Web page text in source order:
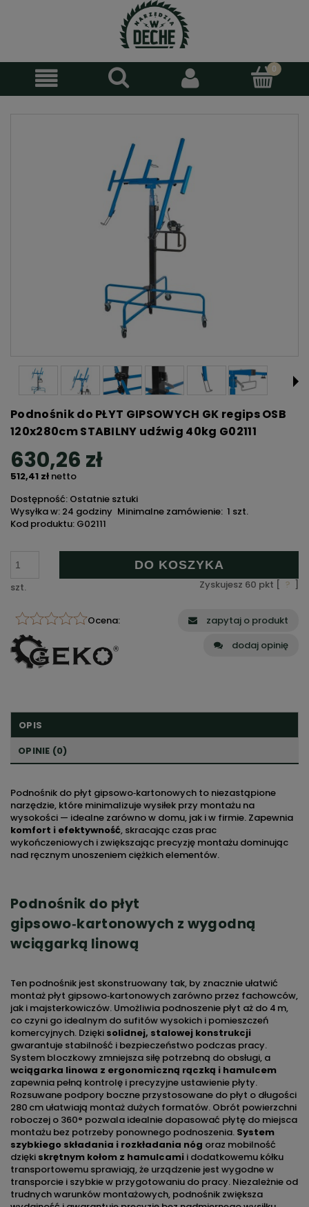
Podnośnik do PŁYT GIPSOWYCH GK regips OSB
120x280cm STABILNY udźwig 40kg G02111
630,26 zł
512,41 zł netto
Dostępność: Ostatnie sztuki
Wysyłka w: 24 godziny Minimalne zamówienie: 1 szt.
Kod produktu: G02111
szt.
DO KOSZYKA
Zyskujesz 60 pkt [ ? ]
Ocena:
zapytaj o produkt
dodaj opinię
OPIS
OPINIE (0)
Podnośnik do płyt gipsowo‑kartonowych to niezastąpione
narzędzie, które minimalizuje wysiłek przy montażu na
wysokości — idealne zarówno w domu, jak i w firmie. Zapewnia
komfort i efektywność, skracając czas prac
wykończeniowych i zwiększając precyzję montażu dominując
nad ręcznym unoszeniem ciężkich elementów.
Podnośnik do płyt
gipsowo‑kartonowych z wygodną
wciągarką linową
Ten podnośnik jest skonstruowany tak, by znacznie ułatwić
montaż płyt gipsowo‑kartonowych zarówno przez fachowców,
jak i majsterkowiczów. Umożliwia podnoszenie płyt aż do 4 m,
co czyni go idealnym do sufitów wysokich i pomieszczeń
komercyjnych. Dzięki solidnej, stalowej konstrukcji
gwarantuje stabilność i bezpieczeństwo podczas pracy.
System bloczkowy zmniejsza siłę potrzebną do obsługi, a
wciągarka linowa z ergonomiczną rączką i hamulcem
zapewnia pełną kontrolę i precyzyjne ustawienie płyty.
Rozsuwane podpory boczne przystosowane do płyt o długości
280 cm ułatwiają montaż dużych formatów. Obrót powierzchni
roboczej o 360° pozwala idealnie dopasować płytę do miejsca
montażu bez potrzeby ponownego podnoszenia. System
szybkiego składania i rozkładania nóg oraz mobilność
dzięki skrętnym kołom z hamulcami i dodatkowemu kółku
transportowemu sprawiają, że urządzenie jest wygodne w
transporcie i szybkie w przygotowaniu do pracy. Niezależnie od
trudnych warunków montażowych, podnośnik zwiększa